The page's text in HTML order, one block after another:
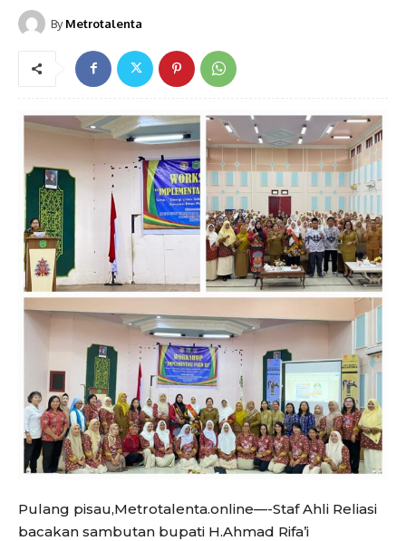
By Metrotalenta
Pulang pisau,Metrotalenta.online—-Staf Ahli Reliasi
bacakan sambutan bupati H.Ahmad Rifa’i